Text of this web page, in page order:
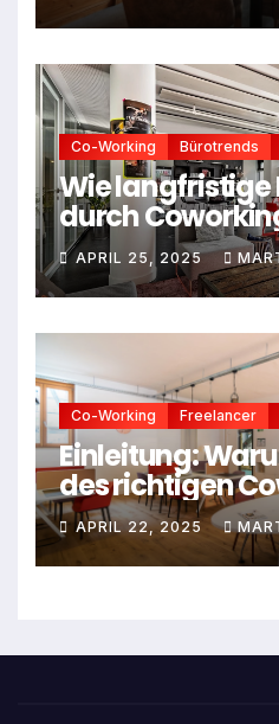
Co-Working Bürotrends
Wie
durch
werden
APRIL 25, 2025
Co-Working Freelancer
Einleitung:
des richtigen
Spaces
APRIL 22, 2025